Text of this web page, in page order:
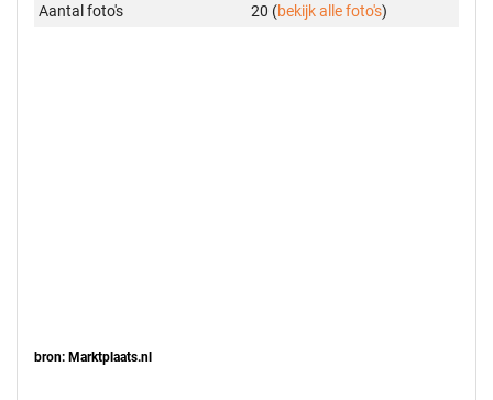
Aantal foto's
20 (bekijk alle foto's)
bron: Marktplaats.nl